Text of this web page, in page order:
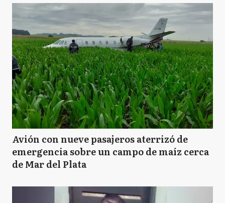
Avión con nueve pasajeros aterrizó de
emergencia sobre un campo de maíz cerca
de Mar del Plata